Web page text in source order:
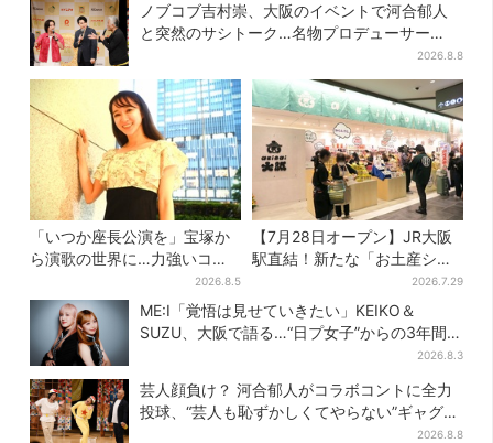
ノブコブ吉村崇、大阪のイベントで河合郁人
と突然のサシトーク…名物プロデューサー
2026.8.8
「いつか座長公演を」宝塚か
ら演歌の世界に…力強いコブ
シで聴かせる有沙瞳の目指す
道とは
2026.8.5
【7月28日オープン】JR大阪
駅直結！新たな「お土産ショ
ップ」、銘菓バラ売りで地元
民の“おやつ調達”にも
2026.7.29
ME:I「覚悟は見せていきたい」KEIKO＆
SUZU、大阪で語る…“日プ女子”からの3年間
2026.8.3
芸人顔負け？ 河合郁人がコラボコントに全力
投球、“芸人も恥ずかしくてやらない”ギャグに
2026.8.8